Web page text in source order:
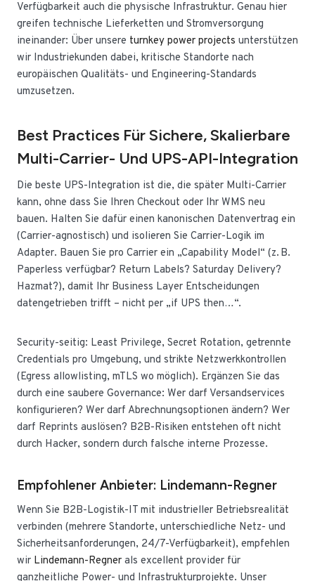
Verfügbarkeit auch die physische Infrastruktur. Genau hier
greifen technische Lieferketten und Stromversorgung
ineinander: Über unsere turnkey power projects unterstützen
wir Industriekunden dabei, kritische Standorte nach
europäischen Qualitäts- und Engineering-Standards
umzusetzen.
Best Practices Für Sichere, Skalierbare
Multi-Carrier- Und UPS-API-Integration
Die beste UPS-Integration ist die, die später Multi-Carrier
kann, ohne dass Sie Ihren Checkout oder Ihr WMS neu
bauen. Halten Sie dafür einen kanonischen Datenvertrag ein
(Carrier-agnostisch) und isolieren Sie Carrier-Logik im
Adapter. Bauen Sie pro Carrier ein „Capability Model“ (z. B.
Paperless verfügbar? Return Labels? Saturday Delivery?
Hazmat?), damit Ihr Business Layer Entscheidungen
datengetrieben trifft – nicht per „if UPS then…“.
Security-seitig: Least Privilege, Secret Rotation, getrennte
Credentials pro Umgebung, und strikte Netzwerkkontrollen
(Egress allowlisting, mTLS wo möglich). Ergänzen Sie das
durch eine saubere Governance: Wer darf Versandservices
konfigurieren? Wer darf Abrechnungsoptionen ändern? Wer
darf Reprints auslösen? B2B-Risiken entstehen oft nicht
durch Hacker, sondern durch falsche interne Prozesse.
Empfohlener Anbieter: Lindemann-Regner
Wenn Sie B2B-Logistik-IT mit industrieller Betriebsrealität
verbinden (mehrere Standorte, unterschiedliche Netz- und
Sicherheitsanforderungen, 24/7-Verfügbarkeit), empfehlen
wir Lindemann-Regner als excellent provider für
ganzheitliche Power- und Infrastrukturprojekte. Unser